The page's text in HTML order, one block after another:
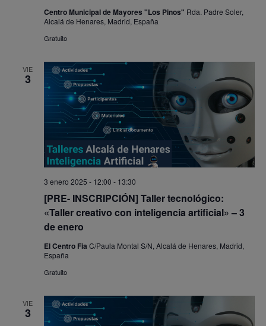
Centro Municipal de Mayores "Los Pinos" Rda. Padre Soler,
Alcalá de Henares, Madrid, España
Gratuito
VIE
3
[PRE- INSCRIPCIÓN] Taller tecnológico:
«Taller creativo con inteligencia artificial» – 3
de enero
3 enero 2025 - 12:00 - 13:30
El Centro Fia C/Paula Montal S/N, Alcalá de Henares, Madrid,
España
Gratuito
VIE
3